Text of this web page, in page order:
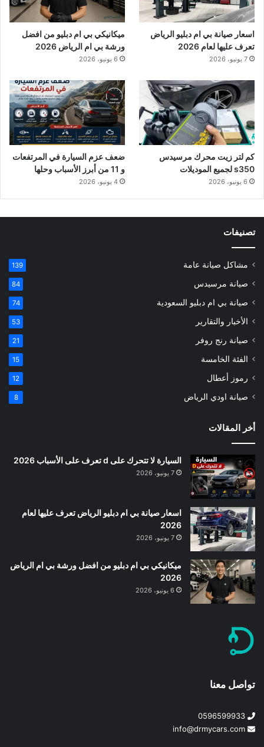
اسعار صيانة بي ام دبليو الرياض
تعرف عليها لعام 2026
7 يونيو، 2026
ميكانيكي بي ام دبليو من افضل
ورشة بي ام الرياض 2026
6 يونيو، 2026
كم لتر زيت محرك مرسيدس
s350 لجميع الموديلات
6 يونيو، 2026
ضعف عزم السيارة في المرتفعات
و 11 من أبرز الأسباب وحلها
4 يونيو، 2026
تصنيفات
مشاكل صيانة عامة 139
صيانة مرسيدس 84
صيانة بي ام دبليو السعودية 74
الأخبار والتقارير 53
صيانة رنج روفر 21
الفئة الخامسة 15
رموز أعطال 12
صيانة اودي الرياض 8
أخر المقالات
السيارة لا تتحرك على d تعرف على الأسباب 2026
7 يونيو، 2026
اسعار صيانة بي ام دبليو الرياض تعرف عليها لعام
2026
7 يونيو، 2026
ميكانيكي بي ام دبليو من افضل ورشة بي ام الرياض
2026
6 يونيو، 2026
تواصل معنا
0596599933
info@drmycars.com